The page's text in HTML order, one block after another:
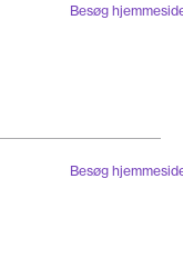
Besøg
Besøg